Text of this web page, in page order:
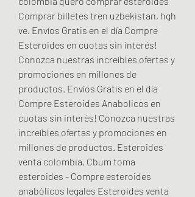
Comprar billetes tren uzbekistan, hgh
ve. Envíos Gratis en el día Compre
Esteroides en cuotas sin interés!
Conozca nuestras increíbles ofertas y
promociones en millones de
productos. Envíos Gratis en el día
Compre Esteroides Anabolicos en
cuotas sin interés! Conozca nuestras
increíbles ofertas y promociones en
millones de productos. Esteroides
venta colombia, Cbum toma
esteroides - Compre esteroides
anabólicos legales Esteroides venta